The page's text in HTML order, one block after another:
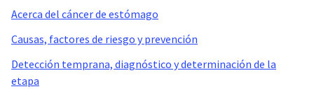
Acerca del cáncer de estómago
Causas, factores de riesgo y prevención
Detección temprana, diagnóstico y determinación de la
etapa